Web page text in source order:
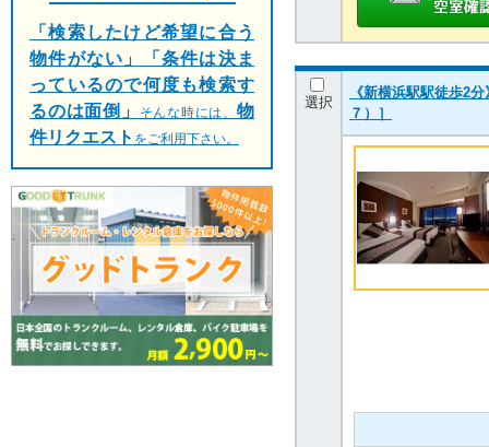
選択
《新横浜駅駅徒歩2
７）］
「検索したけど希望に合う
物件がない」「条件は決ま
っているので何度も検索す
るのは面倒」
そんな時には、物
件リクエスト をご利用下さい。